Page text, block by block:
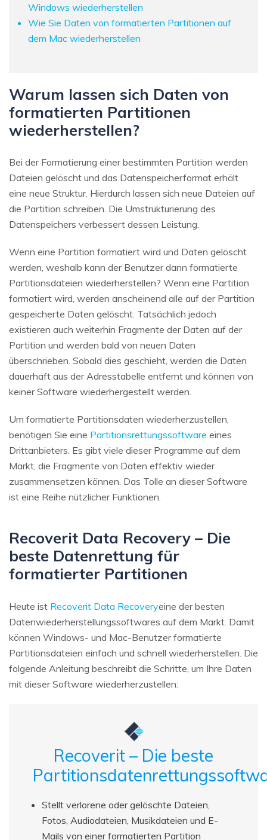
Windows wiederherstellen
Wie Sie Daten von formatierten Partitionen auf
dem Mac wiederherstellen
Warum lassen sich Daten von
formatierten Partitionen
wiederherstellen?
Bei der Formatierung einer bestimmten Partition werden
Dateien gelöscht und das Datenspeicherformat erhält
eine neue Struktur. Hierdurch lassen sich neue Dateien auf
die Partition schreiben. Die Umstrukturierung des
Datenspeichers verbessert dessen Leistung.
Wenn eine Partition formatiert wird und Daten gelöscht
werden, weshalb kann der Benutzer dann formatierte
Partitionsdateien wiederherstellen? Wenn eine Partition
formatiert wird, werden anscheinend alle auf der Partition
gespeicherte Daten gelöscht. Tatsächlich jedoch
existieren auch weiterhin Fragmente der Daten auf der
Partition und werden bald von neuen Daten
überschrieben. Sobald dies geschieht, werden die Daten
dauerhaft aus der Adresstabelle entfernt und können von
keiner Software wiederhergestellt werden.
Um formatierte Partitionsdaten wiederherzustellen,
benötigen Sie eine Partitionsrettungssoftware eines
Drittanbieters. Es gibt viele dieser Programme auf dem
Markt, die Fragmente von Daten effektiv wieder
zusammensetzen können. Das Tolle an dieser Software
ist eine Reihe nützlicher Funktionen.
Recoverit Data Recovery – Die
beste Datenrettung für
formatierter Partitionen
Heute ist Recoverit Data Recoveryeine der besten
Datenwiederherstellungssoftwares auf dem Markt. Damit
können Windows- und Mac-Benutzer formatierte
Partitionsdateien einfach und schnell wiederherstellen. Die
folgende Anleitung beschreibt die Schritte, um Ihre Daten
mit dieser Software wiederherzustellen:
Recoverit – Die beste
Stellt verlorene oder gelöschte Dateien,
Fotos, Audiodateien, Musikdateien und E-
Mails von einer formatierten Partition